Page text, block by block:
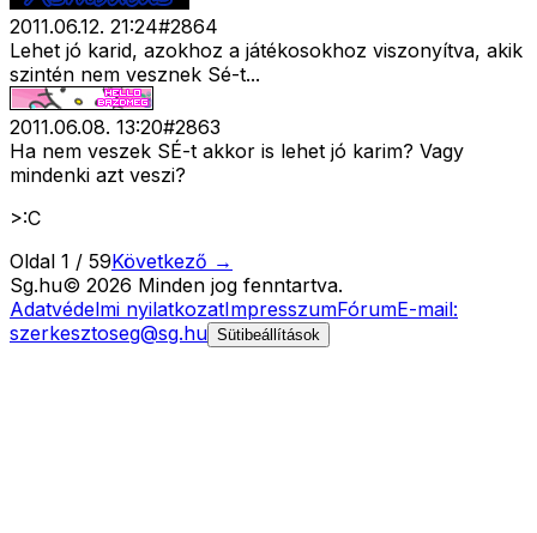
2011.06.12. 21:24#2864
Lehet jó karid, azokhoz a játékosokhoz viszonyítva, akik
szintén nem vesznek Sé-t...
2011.06.08. 13:20#2863
Ha nem veszek SÉ-t akkor is lehet jó karim? Vagy
mindenki azt veszi?
>:C
Oldal 1 / 59Következő →
Sg.hu© 2026 Minden jog fenntartva.
Adatvédelmi nyilatkozatImpresszumFórumE-mail:
szerkesztoseg@sg.hu Sütibeállítások